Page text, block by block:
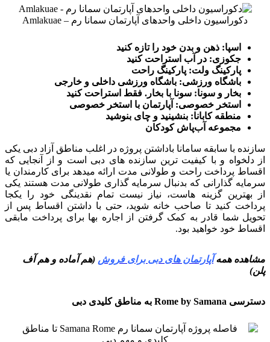
دکوراسیون داخلی واحدهای آپارتمان سمانا رم – Amlakuae
اسپا: ذهن و بدن خود را تازه کنید
جکوزی: در آب استراحت کنید
پارکینگ ولت: پارکینگ راحت
باشگاه ورزشی: باشگاه ورزشی داخلی و خارجی
بخار و سونا: سونا با بخار. فقط استراحت کنید
استخر خصوصی: آپارتمان با استخر خصوصی
منطقه کابانا: بنشینید و چای بنوشید
مجموعه آب‌پاش کودکان
سازنده با سابقه سامانا باداشتن پروژه در اغلب مناطق آزاد دبی یکی
از دلخواه و با کیفیت ترین سازنده های دبی است و از آنجایی که
اقساط پرداخت راحت و طولانی مدت ارائه میدهد برای کارمندان یا
سرمایه گذارانی که بدنبال سرمایه گذاری طولانی مدت هستند یکی
از بهترین گزینه هاست، نیاز نیست تمام نقدینگی خود را یکجا
پرداخت کنید تا صاحب خانه شوید، حتی با داشتن اقساط پس از
تحویل شما قادر به کمک گرفتن از اجاره بها برای پرداخت مابقی
اقساط خود خواهید بود.
مشاهده همهآپارتمان های دبی برای فروش (هم آماده و هم آف
پلن)
دسترسی Rome by Samana به مناطق کلیدی دبی